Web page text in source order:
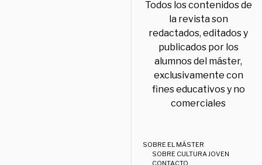
Todos los contenidos de
la revista son
redactados, editados y
publicados por los
alumnos del máster,
exclusivamente con
fines educativos y no
comerciales
SOBRE EL MÁSTER
SOBRE CULTURA JOVEN